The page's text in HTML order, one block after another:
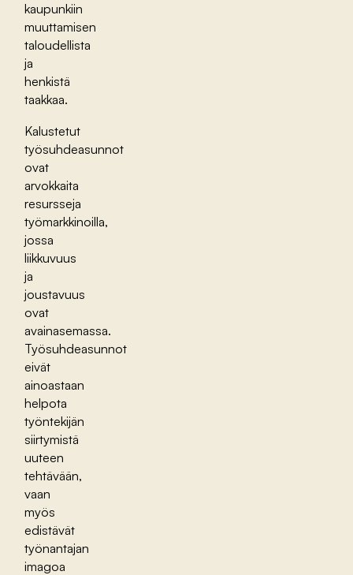
kaupunkiin
muuttamisen
taloudellista
ja
henkistä
taakkaa.
Kalustetut
työsuhdeasunnot
ovat
arvokkaita
resursseja
työmarkkinoilla,
jossa
liikkuvuus
ja
joustavuus
ovat
avainasemassa.
Työsuhdeasunnot
eivät
ainoastaan
helpota
työntekijän
siirtymistä
uuteen
tehtävään,
vaan
myös
edistävät
työnantajan
imagoa